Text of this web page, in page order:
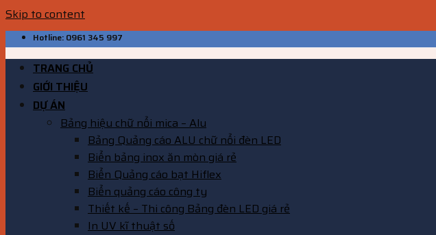
Skip to content
Hotline: 0961 345 997
TRANG CHỦ
GIỚI THIỆU
DỰ ÁN
Bảng hiệu chữ nổi mica – Alu
Bảng Quảng cáo ALU chữ nổi đèn LED
Biển bảng inox ăn mòn giá rẻ
Biển Quảng cáo bạt Hiflex
Biển quảng cáo công ty
Thiết kế – Thi công Bảng đèn LED giá rẻ
In UV kĩ thuật số